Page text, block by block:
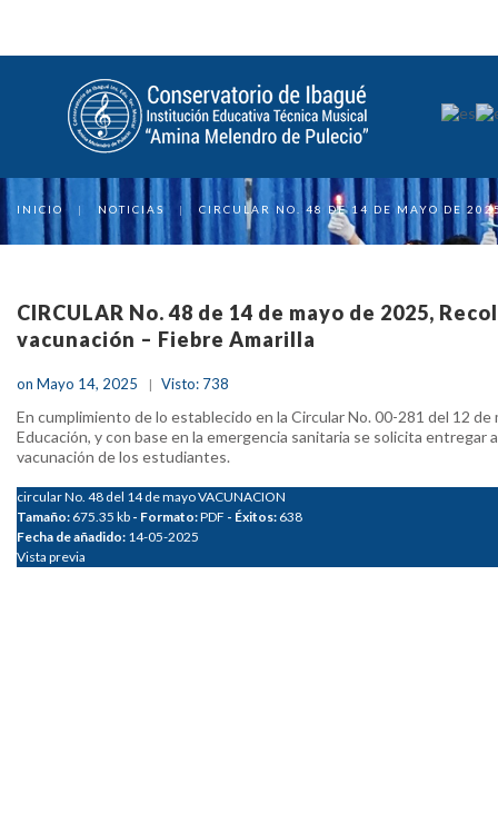
INICIO | NOTICIAS | CIRCULAR NO. 48 DE 14 DE MAYO DE
CIRCULAR No. 48 de 14 de mayo de 2025,
vacunación – Fiebre Amarilla
on Mayo 14, 2025 Visto: 738
En cumplimiento de lo establecido en la Circular No. 00-281 del 12
Educación, y con base en la emergencia sanitaria se solicita
vacunación de los estudiantes.
circular No. 48 del 14 de mayo VACUNACION
Tamaño: 675.35 kb - Formato:PDF - Éxitos: 638
Fecha de añadido: 14-05-2025
Vista previa